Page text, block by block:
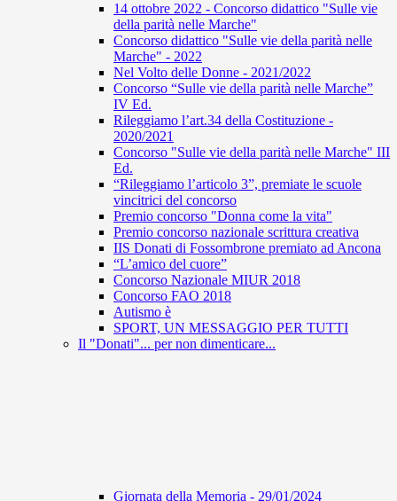
14 ottobre 2022 - Concorso didattico "Sulle vie
della parità nelle Marche"
Concorso didattico "Sulle vie della parità nelle
Marche" - 2022
Nel Volto delle Donne - 2021/2022
Concorso “Sulle vie della parità nelle Marche”
IV Ed.
Rileggiamo l’art.34 della Costituzione -
2020/2021
Concorso "Sulle vie della parità nelle Marche" III
Ed.
“Rileggiamo l’articolo 3”, premiate le scuole
vincitrici del concorso
Premio concorso "Donna come la vita"
Premio concorso nazionale scrittura creativa
IIS Donati di Fossombrone premiato ad Ancona
“L’amico del cuore”
Concorso Nazionale MIUR 2018
Concorso FAO 2018
Autismo è
SPORT, UN MESSAGGIO PER TUTTI
Il "Donati"... per non dimenticare...
Giornata della Memoria - 29/01/2024